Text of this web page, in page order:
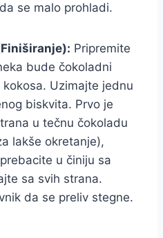
se malo prohladi.
Pripremite
bude čokoladni
Uzimajte jednu
biskvita. Prvo je
u tečnu čokoladu
lakše okretanje),
u činiju sa
sa svih strana.
da se preliv stegne.